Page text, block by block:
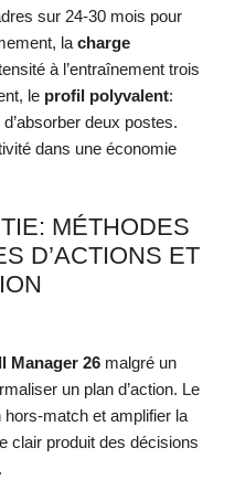
sur 24-30 mois pour
la charge
à l’entraînement trois
le profil polyvalent:
deux postes.
dans une économie
MÉTHODES
D’ACTIONS ET
Manager 26 malgré un
un plan d’action. Le
match et amplifier la
clair produit des décisions